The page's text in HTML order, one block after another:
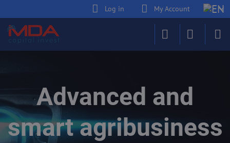
Log in My Account
Advanced and
smart agribusiness